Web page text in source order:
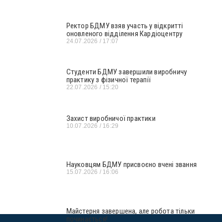
Ректор БДМУ взяв участь у відкритті
оновленого відділення Кардіоцентру
24.07.2026 17:07
Студенти БДМУ завершили виробничу
практику з фізичної терапії
22.07.2026 15:20
Захист виробничої практики
10.07.2026 16:29
Науковцям БДМУ присвоєно вчені звання
15.07.2026 16:06
Майстерня завершена, але робота тільки
починається!